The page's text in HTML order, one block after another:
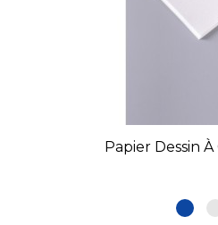
Papier Dessin